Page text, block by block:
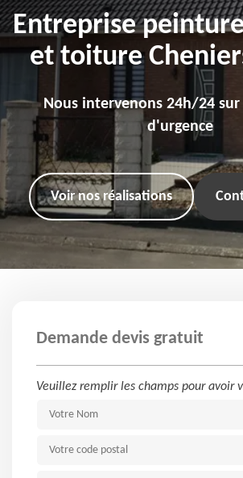
Entreprise
et toiture
Nous intervenons 24h/24
d'urgence
Voir nos réalisations
Demande devis gratuit
Veuillez remplir les champs pour avoir